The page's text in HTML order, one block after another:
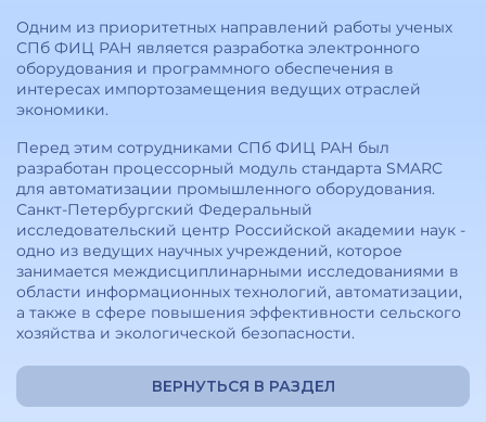
Одним из приоритетных направлений работы ученых
СПб ФИЦ РАН является разработка электронного
оборудования и программного обеспечения в
интересах импортозамещения ведущих отраслей
экономики.
Перед этим сотрудниками СПб ФИЦ РАН был
разработан процессорный модуль стандарта SMARC
для автоматизации промышленного оборудования.
Санкт-Петербургский Федеральный
исследовательский центр Российской академии наук -
одно из ведущих научных учреждений, которое
занимается междисциплинарными исследованиями в
области информационных технологий, автоматизации,
а также в сфере повышения эффективности сельского
хозяйства и экологической безопасности.
ВЕРНУТЬСЯ В РАЗДЕЛ